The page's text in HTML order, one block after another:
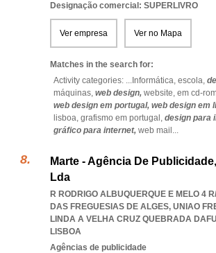
Designação comercial: SUPERLIVRO
Ver empresa Ver no Mapa
Matches in the search for:
Activity categories: ... Informática, escola,
máquinas, web design, website, em cd-
web design em portugal, web design em
lisboa, grafismo em portugal, design para
gráfico para internet, web mail ...
Marte - Agência De
Lda
R RODRIGO ALBUQUERQUE E MELO 4
DAS FREGUESIAS DE ALGES, UNIAO
LINDA A VELHA CRUZ QUEBRADA
LISBOA
Agências de publicidade